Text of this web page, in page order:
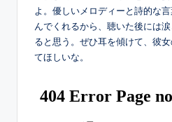
よ。優しいメロディーと詩的な
んでくれるから、聴いた後には
ると思う。ぜひ耳を傾けて、彼
てほしいな。